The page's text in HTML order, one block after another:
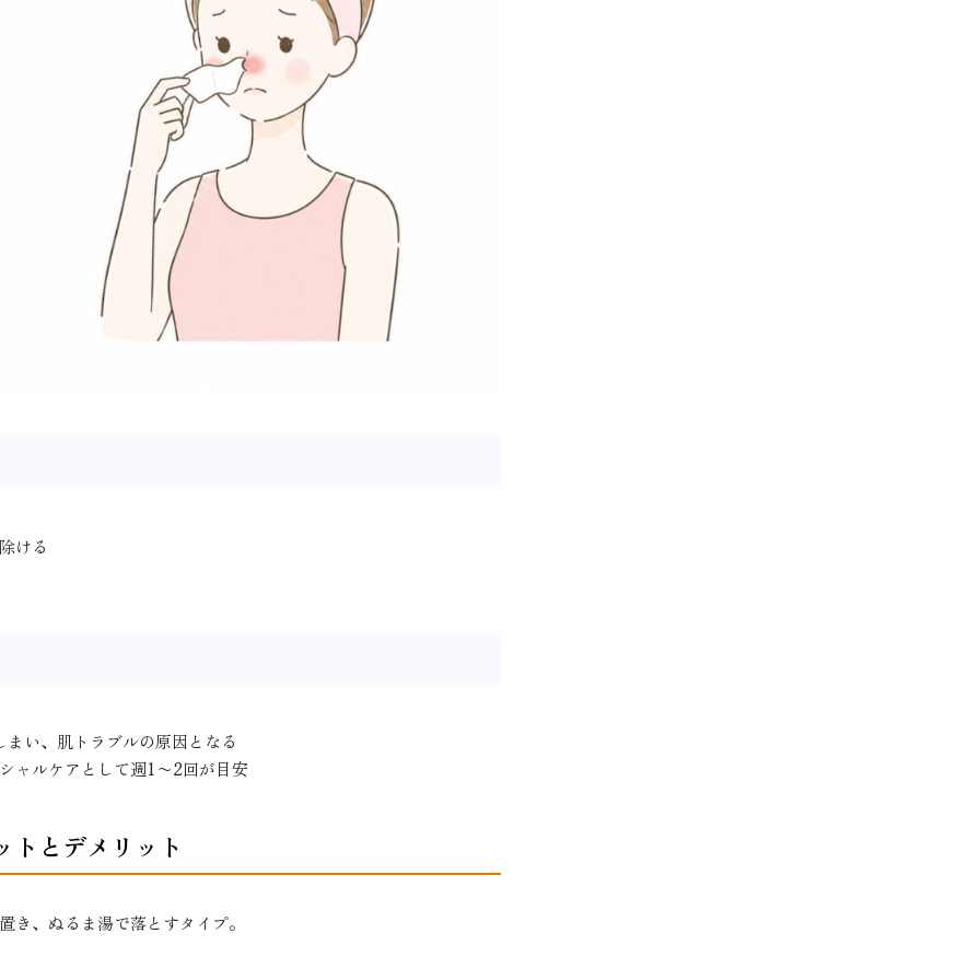
ける
い、肌トラブルの原因となる
ャルケアとして週1〜2回が目安
トとデメリット
、ぬるま湯で落とすタイプ。